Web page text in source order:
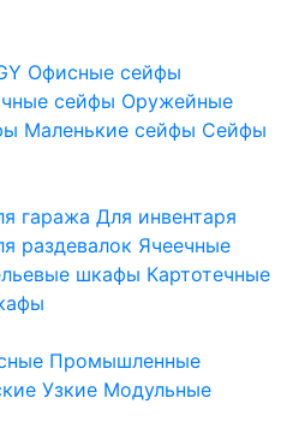
Офисные сейфы
сейфы Оружейные
Маленькие сейфы Сейфы
гаража Для инвентаря
раздевалок Ячеечные
шкафы Картотечные
Промышленные
Узкие Модульные